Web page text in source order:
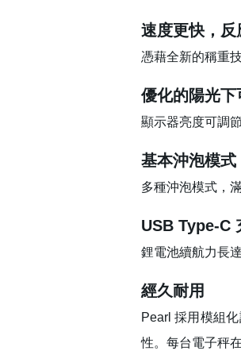
速度更快，反
憑藉全新的稱重
優化的陽光下
顯示器亮度可調
基本沖泡模式
多種沖泡模式，
USB Type-C
鋰電池續航力長
經久耐用
Pearl 採用模組
性。每台電子秤